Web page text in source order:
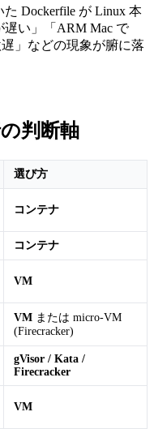
Dockerfile が Linux 本
い」「ARM Mac で
」などの現象が腑に落
判断軸
選び方
コンテナ
コンテナ
VM
VM または micro-VM
(Firecracker)
gVisor / Kata /
Firecracker
VM